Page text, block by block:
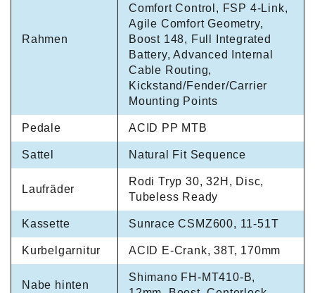
Rahmen
Comfort Control, FSP 4-Link,
Agile Comfort Geometry,
Boost 148, Full Integrated
Battery, Advanced Internal
Cable Routing,
Kickstand/Fender/Carrier
Mounting Points
Pedale ACID PP MTB
Sattel Natural Fit Sequence
Laufräder
Rodi Tryp 30, 32H, Disc,
Tubeless Ready
Kassette Sunrace CSMZ600, 11-51T
Kurbelgarnitur ACID E-Crank, 38T, 170mm
Nabe hinten
Shimano FH-MT410-B,